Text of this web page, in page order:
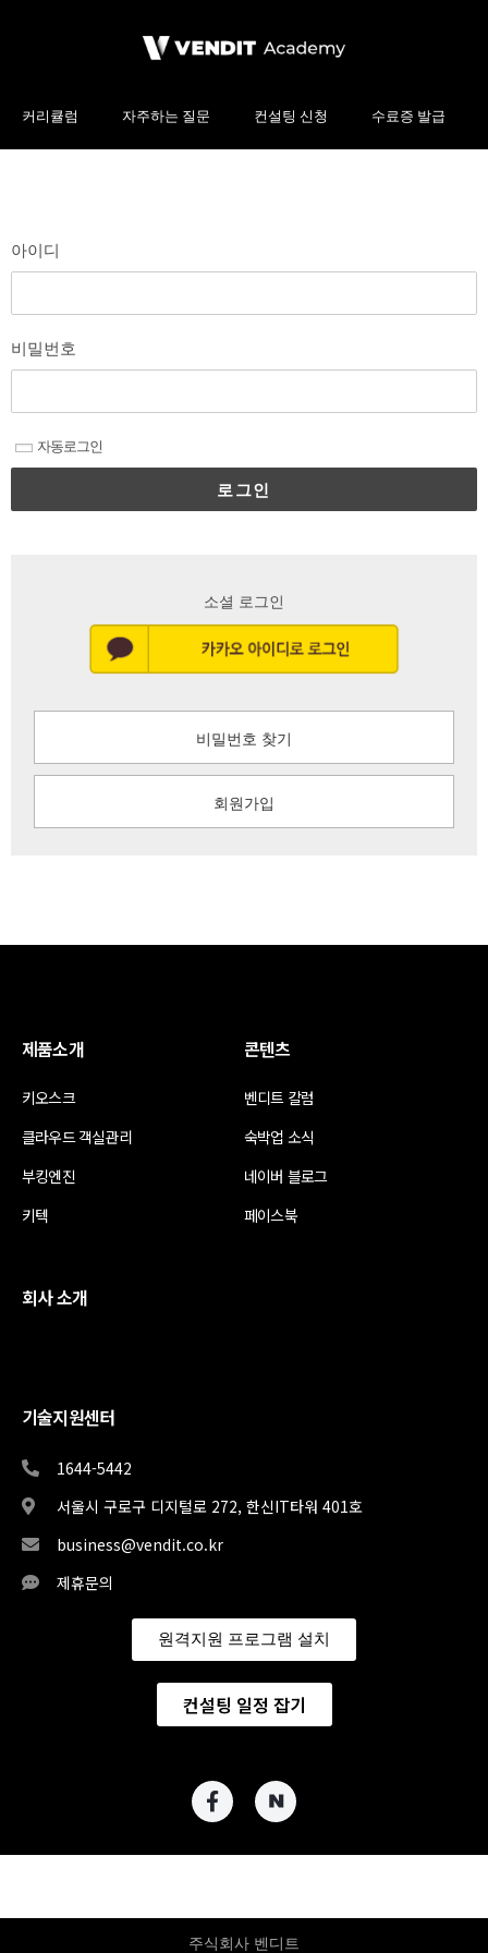
커리큘럼 자주하는 질문 컨설팅 신청 수료증 발급
아이디
비밀번호
자동로그인
로그인
소셜 로그인
비밀번호 찾기
회원가입
제품소개
키오스크
클라우드 객실관리
부킹엔진
키텍
콘텐츠
벤디트 칼럼
숙박업 소식
네이버 블로그
페이스북
회사 소개
기술지원센터
1644-5442
서울시 구로구 디지털로 272, 한신IT타워 401호
business@vendit.co.kr
제휴문의
원격지원 프로그램 설치
컨설팅 일정 잡기
주식회사 벤디트